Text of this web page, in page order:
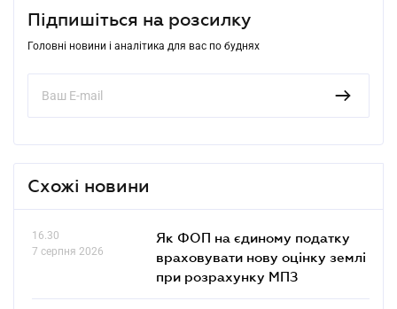
Підпишіться на розсилку
Головні новини і аналітика для вас по буднях
Схожі новини
16.30
7 серпня 2026
Як ФОП на єдиному податку
враховувати нову оцінку землі
при розрахунку МПЗ